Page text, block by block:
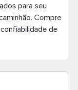
para seu
Compre
de